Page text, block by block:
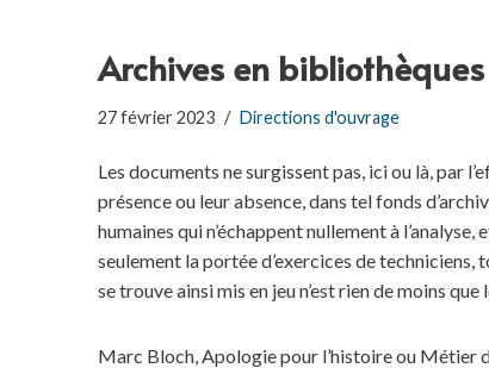
Archives en bibliothèques
27 février 2023 Directions d'ouvrage
Les documents ne surgissent pas, ici ou là, par
présence ou leur absence, dans tel fonds
humaines qui n’échappent nullement à
seulement la portée d’exercices de techniciens,
se trouve ainsi mis en jeu n’est rien de moins
Marc Bloch, Apologie pour l’histoire ou Métier